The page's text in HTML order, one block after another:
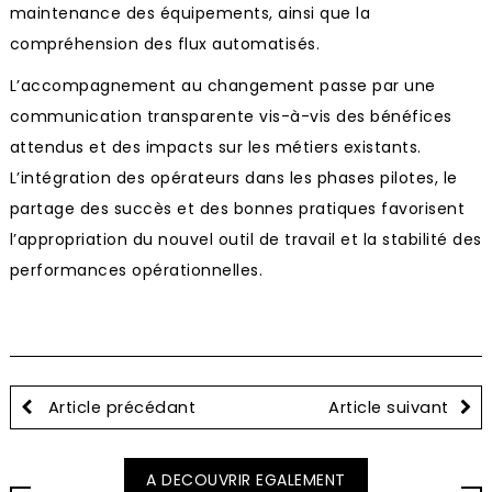
maintenance des équipements, ainsi que la
compréhension des flux automatisés.
L’accompagnement au changement passe par une
communication transparente vis-à-vis des bénéfices
attendus et des impacts sur les métiers existants.
L’intégration des opérateurs dans les phases pilotes, le
partage des succès et des bonnes pratiques favorisent
l’appropriation du nouvel outil de travail et la stabilité des
performances opérationnelles.
Article précédant Article suivant
A DECOUVRIR EGALEMENT